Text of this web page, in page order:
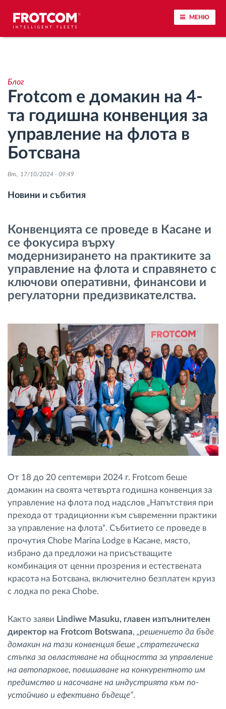
МЕНЮ
Анализ на стила на шофиране
Наблюдение на времената за шофиране
Управление на работната сила
Управление на горивото
Планиране на маршрути и мониторинг
Автоматична идентификация на шофьора
Как отговаряме на нуждите на всяка
флота
Калкулатор за спестявания
Блог
Frotcom е домакин на 4-
та годишна конвенция за
управление на флота в
Ботсвана
Вт., 17/10/2024 - 09:49
Новини и събития
Конвенцията се проведе в Касане и
се фокусира върху
модернизирането на практиките за
управление на флота и справянето с
ключови оперативни, финансови и
регулаторни предизвикателства.
От 18 до 20 септември 2024 г. Frotcom беше
домакин на своята четвърта годишна конвенция за
управление на флота под надслов „Напътствия при
прехода от традиционни към съвременни практики
за управление на флота“. Събитието се проведе в
прочутия Chobe Marina Lodge в Касане, място,
избрано да предложи на присъстващите
комбинация от ценни прозрения и естествената
красота на Ботсвана, включително безплатен круиз
с лодка по река Chobe.
Както заяви Lindiwe Masuku, главен изпълнителен
директор на Frotcom Botswana, „решението да бъде
домакин на тази конвенция беше „стратегическа
стъпка за овластяване на общността за управление
на автопаркове, повишаване на конкурентното им
предимство и насочване на индустрията към по-
устойчиво и ефективно бъдеще“.